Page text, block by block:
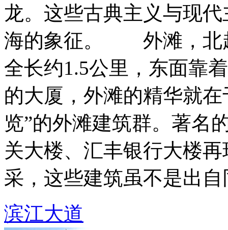
龙。这些古典主义与现
海的象征。 外滩，北
全长约1.5公里，东面靠
的大厦，外滩的精华就
览”的外滩建筑群。著名
关大楼、汇丰银行大楼
采，这些建筑虽不是出
滨江大道